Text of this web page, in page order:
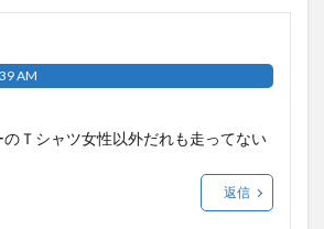
AM
Ｔシャツ女性以外だれも走ってない
返信